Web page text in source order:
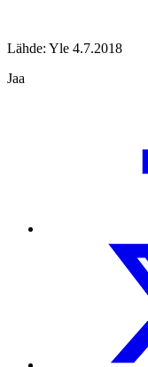
Lähde: Yle 4.7.2018
Jaa